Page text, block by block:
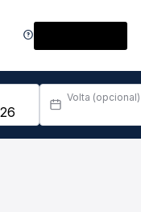
Volta (opcional)